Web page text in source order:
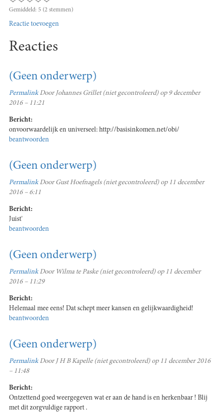
Gemiddeld: 5 (2 stemmen)
Reactie toevoegen
Reacties
(Geen onderwerp)
PermalinkDoorJohannes Grillet (niet gecontroleerd) op 9 december
2016 – 11:21
Bericht:
onvoorwaardelijk en universeel: http://basisinkomen.net/obi/
beantwoorden
(Geen onderwerp)
PermalinkDoorGust Hoefnagels (niet gecontroleerd) op 11 december
2016 – 6:11
Bericht:
Juist'
beantwoorden
(Geen onderwerp)
PermalinkDoor Wilma te Paske (niet gecontroleerd) op 11 december
2016 – 11:29
Bericht:
Helemaal mee eens! Dat schept meer kansen en gelijkwaardigheid!
beantwoorden
(Geen onderwerp)
PermalinkDoorJ H B Kapelle (niet gecontroleerd) op 11 december 2016
– 11:48
Bericht:
Ontzettend goed weergegeven wat er aan de hand is en herkenbaar ! Blij
met dit zorgvuldige rapport .